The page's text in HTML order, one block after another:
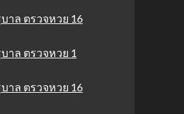
าล ตรวจหวย 16
าล ตรวจหวย 1
าล ตรวจหวย 16